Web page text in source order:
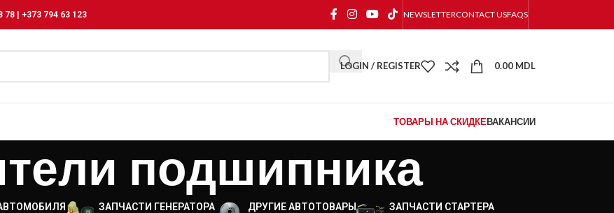
78 | +373 794 63 123 NEWSLETTERCONTACT USFAQS
LOGIN / REGISTER 0.00 MDL
ТОВАРЫ НА СКИДКЕВАКАНСИИ
подшипника
ЗАПЧАСТИ ГЕНЕРАТОРА ДРУГИЕ АВТОТОВАРЫ ЗАПЧАСТИ СТАРТЕРА